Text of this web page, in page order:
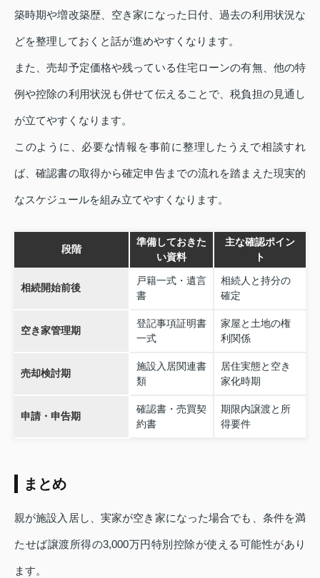
築時期や増改築歴、空き家になった日付、過去の利用状況な
どを整理しておくと話が進めやすくなります。
また、売却予定価格や残っている住宅ローンの有無、他の特
例や控除の利用状況も併せて伝えることで、税負担の見通し
が立てやすくなります。
このように、必要な情報を事前に整理したうえで相談すれ
ば、確認書の取得から確定申告までの流れを踏まえた現実的
なスケジュールを組み立てやすくなります。
段階
準備しておきた
い資料
主な確認ポイン
ト
相続開始前後
戸籍一式・遺言
書
相続人と持分の
確定
空き家管理期
登記事項証明書
一式
家屋と土地の権
利関係
売却検討期
施設入居関連書
類
居住実態と空き
家化時期
申請・申告期
確認書・売買契
約書
期限内譲渡と所
得要件
まとめ
親が施設入居し、実家が空き家になった場合でも、条件を満
たせば譲渡所得の3,000万円特別控除が使える可能性があり
ます。